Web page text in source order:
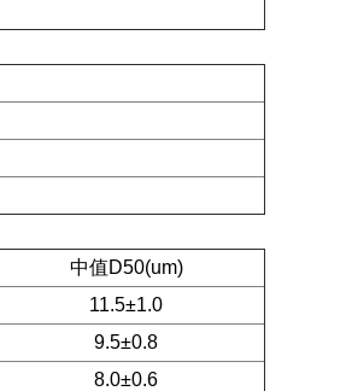
中值D50(um)
11.5±1.0
9.5±0.8
8.0±0.6